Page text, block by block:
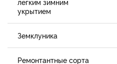
укрытием
Земклуника
Ремонтантные сорта